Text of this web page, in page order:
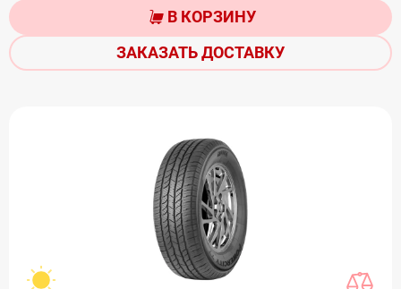
В КОРЗИНУ
ЗАКАЗАТЬ ДОСТАВКУ